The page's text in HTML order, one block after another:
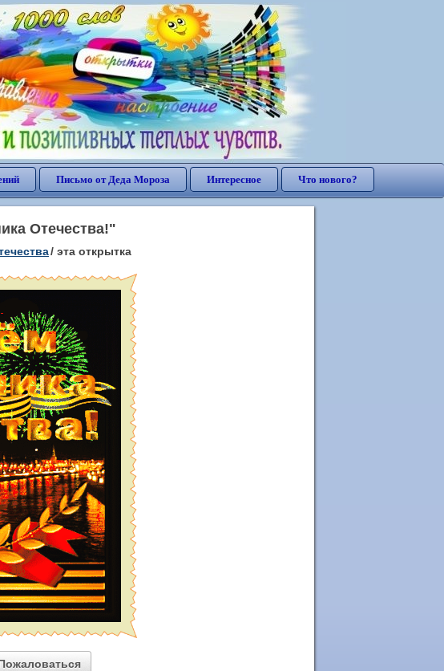
Письмо от Деда Мороза Интересное Что нового?
Отечества!"
/ эта открытка